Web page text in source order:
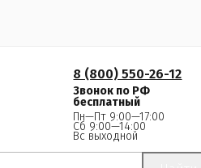
8 (800) 550-26-12
Звонок по РФ
бесплатный
Пн—Пт 9:00—17:00
Сб 9:00—14:00
Вс выходной